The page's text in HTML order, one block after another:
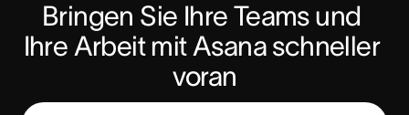
Bringen Sie Ihre Teams und
Ihre Arbeit mit Asana schneller
voran